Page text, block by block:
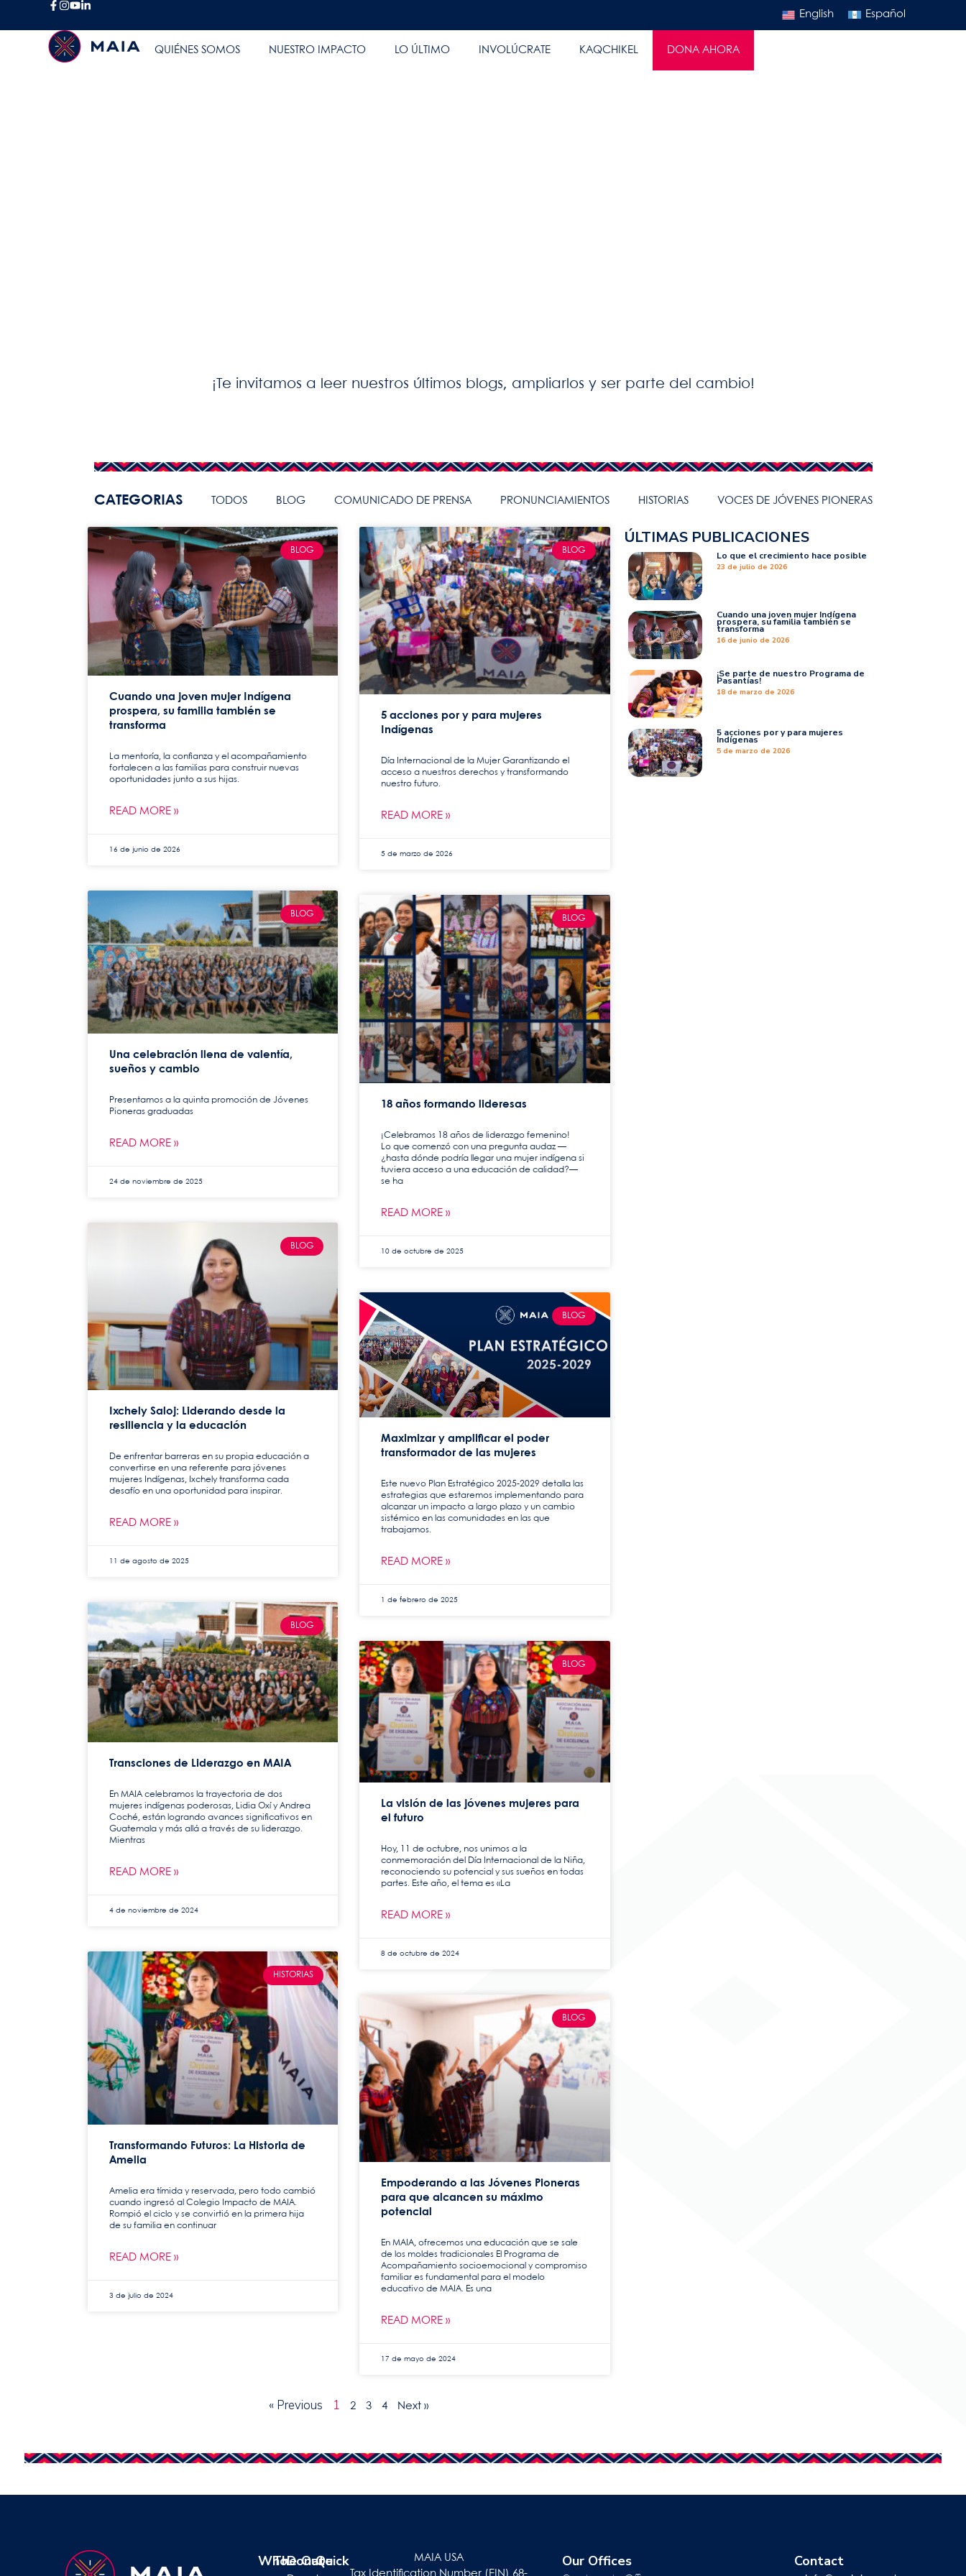
English Español
QUIÉNES SOMOS NUESTRO IMPACTO LO ÚLTIMO INVOLÚCRATE KAQCHIKEL DONA AHORA
BLOG
¡Te invitamos a leer nuestros últimos blogs, ampliarlos y ser parte del cambio!
CATEGORIAS TODOS BLOG COMUNICADO DE PRENSA PRONUNCIAMIENTOS HISTORIAS VOCES DE JÓVENES PIONERAS
BLOG
Cuando una joven mujer Indígena
prospera, su familia también se
transforma
La mentoría, la confianza y el acompañamiento
fortalecen a las familias para construir nuevas
oportunidades junto a sus hijas.
READ MORE »
16 de junio de 2026
BLOG
5 acciones por y para mujeres
Indígenas
Día Internacional de la Mujer Garantizando el
acceso a nuestros derechos y transformando
nuestro futuro.
READ MORE »
5 de marzo de 2026
BLOG
Una celebración llena de valentía,
sueños y cambio
Presentamos a la quinta promoción de Jóvenes
Pioneras graduadas
READ MORE »
24 de noviembre de 2025
BLOG
18 años formando lideresas
¡Celebramos 18 años de liderazgo femenino!
Lo que comenzó con una pregunta audaz —
¿hasta dónde podría llegar una mujer indígena si
tuviera acceso a una educación de calidad?—
se ha
READ MORE »
10 de octubre de 2025
BLOG
Ixchely Saloj: Liderando desde la
resiliencia y la educación
De enfrentar barreras en su propia educación a
convertirse en una referente para jóvenes
mujeres Indígenas, Ixchely transforma cada
desafío en una oportunidad para inspirar.
READ MORE »
11 de agosto de 2025
BLOG
Maximizar y amplificar el poder
transformador de las mujeres
Este nuevo Plan Estratégico 2025-2029 detalla las
estrategias que estaremos implementando para
alcanzar un impacto a largo plazo y un cambio
sistémico en las comunidades en las que
trabajamos.
READ MORE »
1 de febrero de 2025
BLOG
Transciones de Liderazgo en MAIA
En MAIA celebramos la trayectoria de dos
mujeres indígenas poderosas, Lidia Oxí y Andrea
Coché, están logrando avances significativos en
Guatemala y más allá a través de su liderazgo.
Mientras
READ MORE »
4 de noviembre de 2024
BLOG
La visión de las jóvenes mujeres para
el futuro
Hoy, 11 de octubre, nos unimos a la
conmemoración del Día Internacional de la Niña,
reconociendo su potencial y sus sueños en todas
partes. Este año, el tema es «La
READ MORE »
8 de octubre de 2024
HISTORIAS
Transformando Futuros: La Historia de
Amelia
Amelia era tímida y reservada, pero todo cambió
cuando ingresó al Colegio Impacto de MAIA.
Rompió el ciclo y se convirtió en la primera hija
de su familia en continuar
READ MORE »
3 de julio de 2024
BLOG
Empoderando a las Jóvenes Pioneras
para que alcancen su máximo
potencial
En MAIA, ofrecemos una educación que se sale
de los moldes tradicionales El Programa de
Acompañamiento socioemocional y compromiso
familiar es fundamental para el modelo
educativo de MAIA. Es una
READ MORE »
17 de mayo de 2024
« Previous 1 2 3 4 Next »
ÚLTIMAS PUBLICACIONES
Lo que el crecimiento hace posible
23 de julio de 2026
Cuando una joven mujer Indígena
prospera, su familia también se
transforma
16 de junio de 2026
¡Se parte de nuestro Programa de
Pasantías!
18 de marzo de 2026
5 acciones por y para mujeres
Indígenas
5 de marzo de 2026
Who
TheDonate
OurQuick
MAIA USA
Tax Identification Number (EIN) 68-
Our Offices Contact